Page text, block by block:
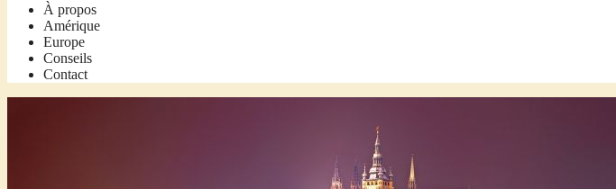
À propos
Amérique
Europe
Conseils
Contact